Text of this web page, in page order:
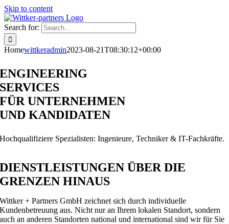
Skip to content
Search for:
Homewittkeradmin2023-08-21T08:30:12+00:00
ENGINEERING
SERVICES
FÜR UNTERNEHMEN
UND KANDIDATEN
Hochqualifiziere Spezialisten: Ingenieure, Techniker & IT-Fachkräfte.
DIENSTLEISTUNGEN ÜBER DIE
GRENZEN HINAUS
Wittker + Partners GmbH zeichnet sich durch individuelle
Kundenbetreuung aus. Nicht nur an Ihrem lokalen Standort, sondern
auch an anderen Standorten national und international sind wir für Sie